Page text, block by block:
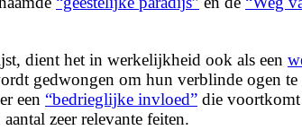
dient het in werkelijkheid ook als een
gedwongen om hun verblinde ogen
een “bedrieglijke invloed” die voortkomt
zeer relevante feiten.